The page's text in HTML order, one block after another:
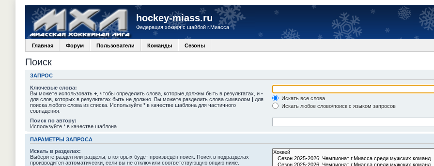
hockey-miass.ru
Федерация хоккея с шайбой г.Миасса
Главная Форум Пользователи Команды Сезоны
Поиск
ЗАПРОС
Ключевые слова:
Вы можете использовать + , чтобы определить слова, которые должны быть в результатах, и -
для слов, которых в результатах быть не должно. Вы можете разделить слова символом | для
поиска любого слова из списка. Используйте * в качестве шаблона для частичного
совпадения.
Искать все слова
Искать любое слово/поиск с языком запросов
Поиск по автору:
Используйте * в качестве шаблона.
ПАРАМЕТРЫ ЗАПРОСА
Искать в разделах:
Выберите раздел или разделы, в которых будет произведён поиск. Поиск в подразделах
производится автоматически, если вы не отключили соответствующую опцию ниже.